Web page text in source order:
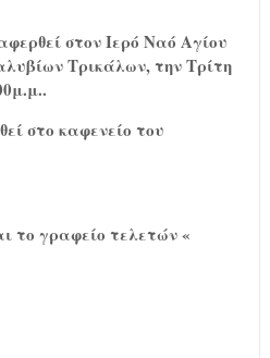
στον Ιερό Ναό Αγίου
Τρικάλων, την Τρίτη
στο καφενείο του
το γραφείο τελετών «